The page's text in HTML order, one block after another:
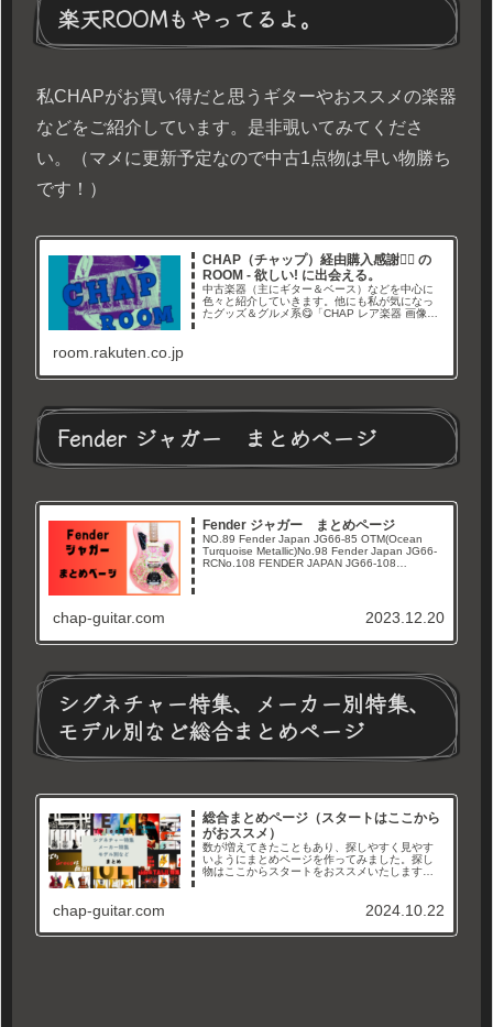
楽天ROOMもやってるよ。
私CHAPがお買い得だと思うギターやおススメの楽器
などをご紹介しています。是非覗いてみてくださ
い。（マメに更新予定なので中古1点物は早い物勝ち
です！）
CHAP（チャップ）経由購入感謝🙇‍♂ の
ROOM - 欲しい! に出会える。
中古楽器（主にギター＆ベース）などを中心に
色々と紹介していきます。他にも私が気になっ
たグッズ＆グルメ系😋「CHAP レア楽器 画像倉
room.rakuten.co.jp
Fender ジャガー まとめページ
Fender ジャガー まとめページ
NO.89 Fender Japan JG66-85 OTM(Ocean
Turquoise Metallic)No.98 Fender Japan JG66-
RCNo.108 FENDER JAPAN JG66-108
chap-guitar.com 2023.12.20
シグネチャー特集、メーカー別特集、
モデル別など総合まとめページ
総合まとめページ（スタートはここから
がおススメ）
数が増えてきたこともあり、探しやすく見やす
いようにまとめページを作ってみました。探し
物はここからスタートをおススメいたします。
すので沢山見て行ってくださいね...
chap-guitar.com 2024.10.22